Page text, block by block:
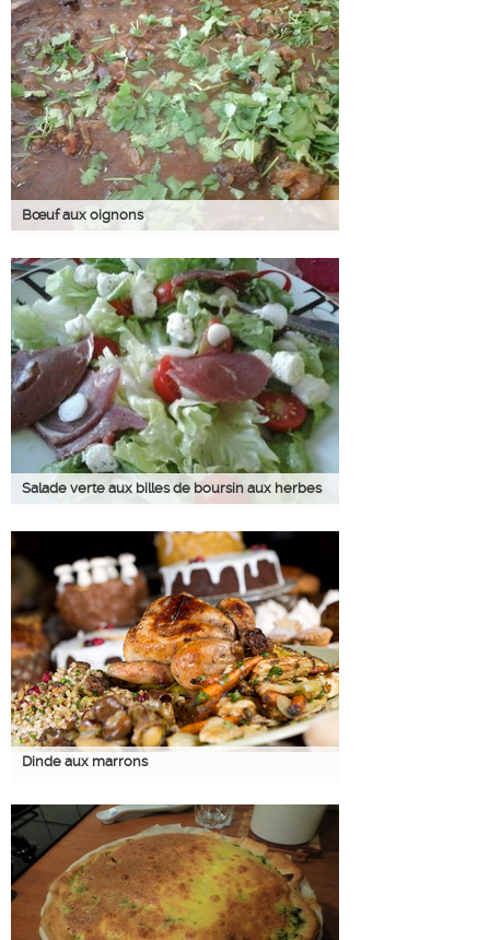
Bœuf aux oignons
Salade verte aux billes de boursin aux herbes
Dinde aux marrons